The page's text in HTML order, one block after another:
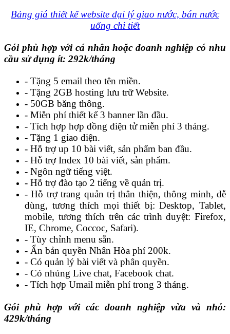
Bảng giá thiết kế website đại lý giao nước, bán nước
uống chi tiết
Gói phù hợp với cá nhân hoặc doanh nghiệp có nhu
cầu sử dụng ít: 292k/tháng
- Tặng 5 email theo tên miền.
- Tặng 2GB hosting lưu trữ Website.
- 50GB băng thông.
- Miễn phí thiết kế 3 banner lần đầu.
- Tích hợp hợp đồng điện tử miễn phí 3 tháng.
- Tặng 1 giao diện.
- Hỗ trợ up 10 bài viết, sản phẩm ban đầu.
- Hỗ trợ Index 10 bài viết, sản phẩm.
- Ngôn ngữ tiếng việt.
- Hỗ trợ đào tạo 2 tiếng về quản trị.
- Hỗ trợ trang quản trị thân thiện, thông minh, dễ
dùng, tương thích mọi thiết bị: Desktop, Tablet,
mobile, tương thích trên các trình duyệt: Firefox,
IE, Chrome, Coccoc, Safari).
- Tùy chỉnh menu sẵn.
- Ẩn bản quyền Nhân Hòa phí 200k.
- Có quản lý bài viết và phân quyền.
- Có nhúng Live chat, Facebook chat.
- Tích hợp Umail miễn phí trong 3 tháng.
Gói phù hợp với các doanh nghiệp vừa và nhỏ:
429k/tháng